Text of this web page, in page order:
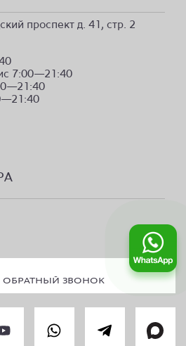
проспект д. 41, стр. 2
7:00—21:40
ОБРАТНЫЙ ЗВОНОК